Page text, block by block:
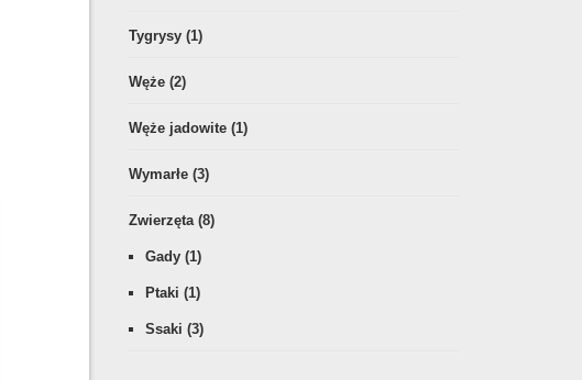
Tygrysy (1)
Węże (2)
Węże jadowite (1)
Wymarłe (3)
Zwierzęta(8)
Gady (1)
Ptaki (1)
Ssaki (3)